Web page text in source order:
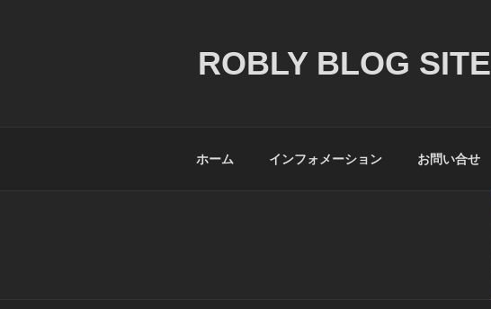
ROBLY BLOG SITE
ホーム インフォメーション お問い合せ